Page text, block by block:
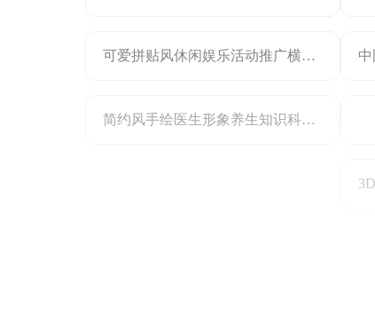
可爱拼贴风休闲娱乐活动推广横版公众号二维码
简约风手绘医生形象养生知识科普公众号二维码扫码关注引流海报